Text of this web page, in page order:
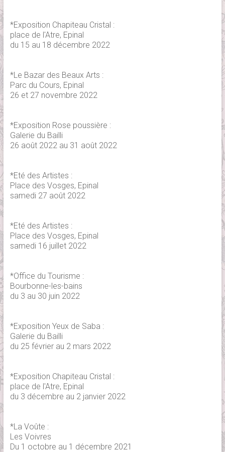
*Exposition Chapiteau Cristal :
place de l'Atre, Epinal
du 15 au 18 décembre 2022
*Le Bazar des Beaux Arts :
Parc du Cours, Epinal
26 et 27 novembre 2022
*Exposition Rose poussière :
Galerie du Bailli
26 août 2022 au 31 août 2022
*Eté des Artistes :
Place des Vosges, Epinal
samedi 27 août 2022
*Eté des Artistes :
Place des Vosges, Epinal
samedi 16 juillet 2022
*Office du Tourisme :
Bourbonne-les-bains
du 3 au 30 juin 2022
*Exposition Yeux de Saba :
Galerie du Bailli
du 25 février au 2 mars 2022
*Exposition Chapiteau Cristal :
place de l'Atre, Epinal
du 3 décembre au 2 janvier 2022
*La Voûte :
Les Voivres
Du 1 octobre au 1 décembre 2021